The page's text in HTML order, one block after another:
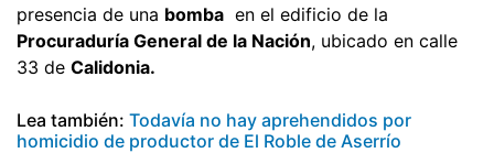
presencia de una bomba en el edificio de la
Procuraduría General de la Nación, ubicado en calle
33 de Calidonia.
Lea también: Todavía no hay aprehendidos por
homicidio de productor de El Roble de Aserrío